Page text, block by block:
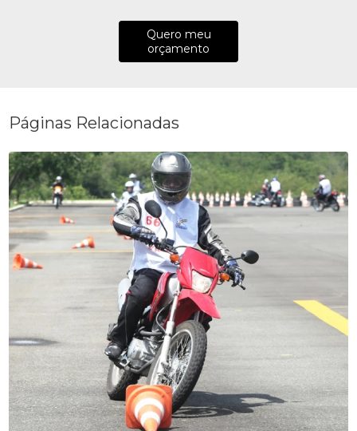
Quero meu
orçamento
Páginas Relacionadas